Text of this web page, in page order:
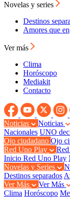
Novelas y series
Destinos
Amores que
Ver más
Clima
Horóscopo
Mediakit
Contacto
Noticias
Noticias
Nacionales UNO
Ojo ciudadano Ojo
Red Uno Play
Inicio Red Uno Play
Novelas y Series
Destinos separados
Ver Más
Ver Más
Clima Horóscopo